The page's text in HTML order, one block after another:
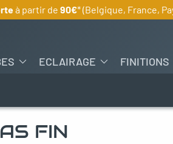
ECLAIRAGE FINITIONS
FIN
à partir de 90€* (Belgique, France,